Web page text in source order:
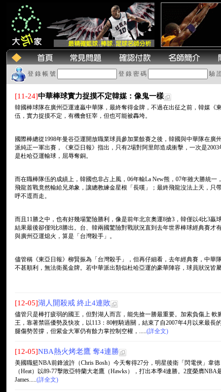
登 錄 帳 號 登 錄 密 碼 驗
[11-24]中華棒球實力捉摸不定韓媒：像鬼一樣
韓國棒球隊在廣州亞運連贏中華隊，最終奪得金牌，不過在出征之前，韓媒《
伍，實力捉摸不定，有機會狂宰，但也可能被轟垮。
國際棒總從1998年曼谷亞運開放職業球員參加業餘賽之後，韓國與中華隊在廣
派純正一軍出賽，《東亞日報》指出，只有2場對阿里郎造成衝擊，一次是
是杜哈亞運輸球，屈辱奪銅。
而在職棒隊伍的成績上，韓國也非占上風，06年輸La New熊，07年雖大勝統
飛龍首戰竟然輸給兄弟象，讓總教練金星根「長嘆」；最終飛龍沒法上天，只
呼不逕而走。
而且11勝之中，也有好幾場驚險勝利，像是前年北京奧運8搶3，韓僅以4比3贏
結果最後卻僅9比8勝出。台、韓兩國驚險對戰狀況直到去年世界棒球經典賽才
與廣州亞運熄火，算是「台灣殺手」。
儘管稱《東亞日報》柳賢振為「台灣殺手」，但再仔細看，去年經典賽，中華
不甚順利，無法衛冕金牌。若中華派出類似杜哈亞運的豪華陣容，球員狀況皆
[12-05]湖人開殺戒 終止4連敗
儘管只是棒打疲弱的國王，但對湖人而言，能先搶一勝最重要。加索負傷上
王，靠著禁區優勢及快攻，以113：80輕騎過關，結束了自2007年4月以來最長
腿傷勢苦撐，但紫金大軍仍有餘力掌控制空權，.....(詳全文)
[12-05]NBA熱火烤老鷹 奪4連勝
美國職籃NBA前鋒波許（Chris Bosh）今天奪得27分，明星後衛「閃電俠」韋
（Heat）以89-77擊敗亞特蘭大老鷹（Hawks），打出本季4連勝。2度榮膺
James.....(詳全文)